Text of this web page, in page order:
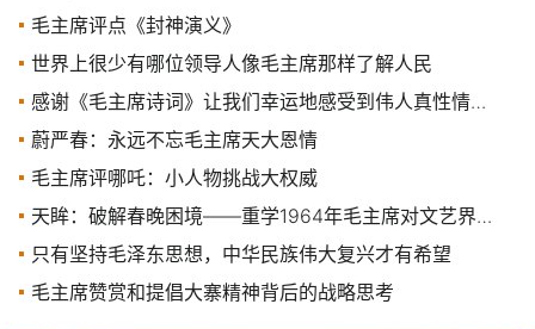
毛主席评点《封神演义》
世界上很少有哪位领导人像毛主席那样了解人民
感谢《毛主席诗词》让我们幸运地感受到伟人真性情的一面
蔚严春：永远不忘毛主席天大恩情
毛主席评哪吒：小人物挑战大权威
天眸：破解春晚困境——重学1964年毛主席对文艺界的警告
只有坚持毛泽东思想，中华民族伟大复兴才有希望
毛主席赞赏和提倡大寨精神背后的战略思考